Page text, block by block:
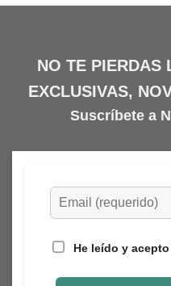
Las
opciones
se
pueden
en
página
de
producto
NO TE PIERDAS
EXCLUSIVAS,
Suscríbete a
He leído y